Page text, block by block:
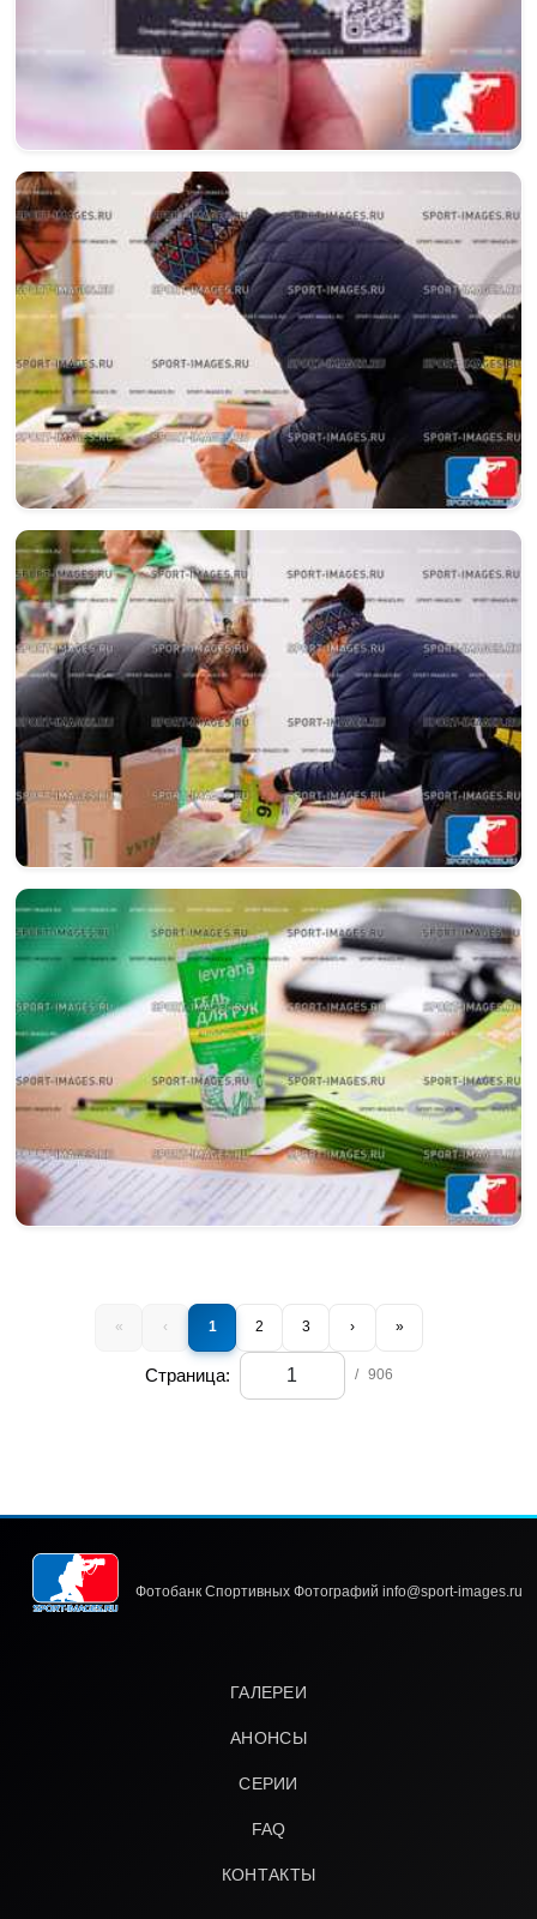
« ‹ 1 2 3 › »
Страница: / 906
Фотобанк Спортивных Фотографий info@sport-images.ru
ГАЛЕРЕИ
АНОНСЫ
СЕРИИ
FAQ
КОНТАКТЫ